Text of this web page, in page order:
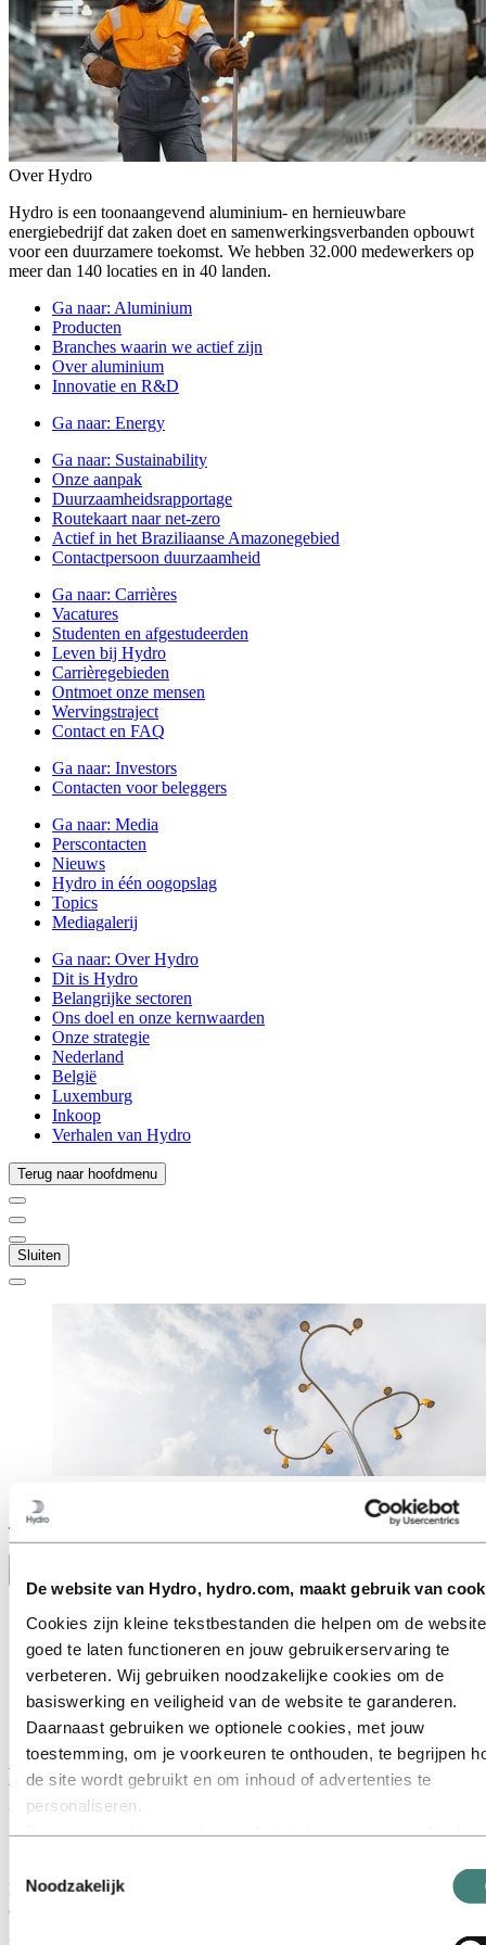
De website van Hydro, hydro.com, maakt gebruik van
Cookies zijn kleine tekstbestanden die helpen om de website
goed te laten functioneren en jouw gebruikerservaring te
verbeteren. Wij gebruiken noodzakelijke cookies om de
basiswerking en veiligheid van de website te garanderen.
Daarnaast gebruiken we optionele cookies, met jouw
toestemming, om je voorkeuren te onthouden, te begrijpen
de site wordt gebruikt en om inhoud of advertenties te
personaliseren.
advertenties. Deze derden kunnen informatie die zij via jouw
gebruik van onze website verzamelen, combineren met
Noodzakelijk
Over Hydro
Hydro is een toonaangevend aluminium- en hernieuwbare
energiebedrijf dat zaken doet en samenwerkingsverbanden opbouwt
voor een duurzamere toekomst. We hebben 32.000 medewerkers op
meer dan 140 locaties en in 40 landen.
Ga naar: Aluminium
Producten
Branches waarin we actief zijn
Over aluminium
Innovatie en R&D
Ga naar: Energy
Ga naar: Sustainability
Onze aanpak
Duurzaamheidsrapportage
Routekaart naar net-zero
Actief in het Braziliaanse Amazonegebied
Contactpersoon duurzaamheid
Ga naar: Carrières
Vacatures
Studenten en afgestudeerden
Leven bij Hydro
Carrièregebieden
Ontmoet onze mensen
Wervingstraject
Contact en FAQ
Ga naar: Investors
Contacten voor beleggers
Ga naar: Media
Perscontacten
Nieuws
Hydro in één oogopslag
Topics
Mediagalerij
Ga naar: Over Hydro
Dit is Hydro
Belangrijke sectoren
Ons doel en onze kernwaarden
Onze strategie
Nederland
België
Luxemburg
Inkoop
Verhalen van Hydro
Terug naar hoofdmenu
Sluiten
Stories
Alles
Aluminium in gebruik
Innovatie en technologie
Duurzaamheid
Medewerkers en carrières
Recycling
Energy
Esthetiek en verlichting gecombineerd in
een speciale lichtmast
Een lichtmast op het Havenplein trekt zowel overdag als 's nachts de
aandacht.